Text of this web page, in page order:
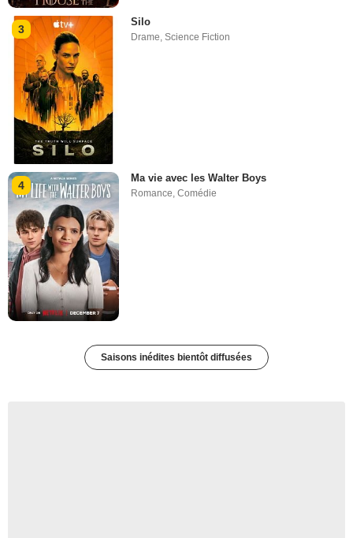
3
Silo
Drame,Science Fiction
4
Ma vie avec les Walter Boys
Romance,Comédie
Saisons inédites bientôt diffusées